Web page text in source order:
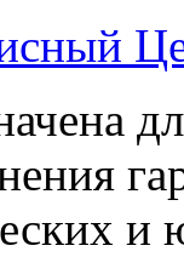
и